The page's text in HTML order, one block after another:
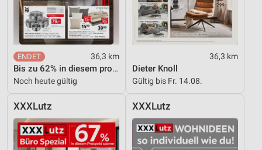
36,3 km
Bis zu 62% in diesem prospekt
Noch heute gültig
36,3 km
Dieter Knoll
Gültig bis Fr. 14.08.
XXXLutz XXXLutz
Entwicklung und Verbesserung der Angebote
Verwendung reduzierter Daten zur Auswahl von
Inhalten
IAB-Besonderheiten:
Informationen identifizieren
Nicht-IAB-Verarbeitungszwecke: